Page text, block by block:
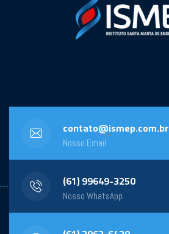
contato@ismep.com.br
Nosso Email
(61) 99649-3250
Nosso WhatsApp